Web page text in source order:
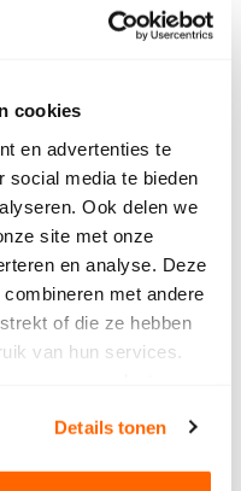
cookies
en advertenties te
social media te bieden
Ook delen we
site met onze
en analyse. Deze
met andere
of die ze hebben
van hun services.
Details tonen
Zuid, en
Op 13 mei kan
om je
agenda voor
met de tekst MBO C